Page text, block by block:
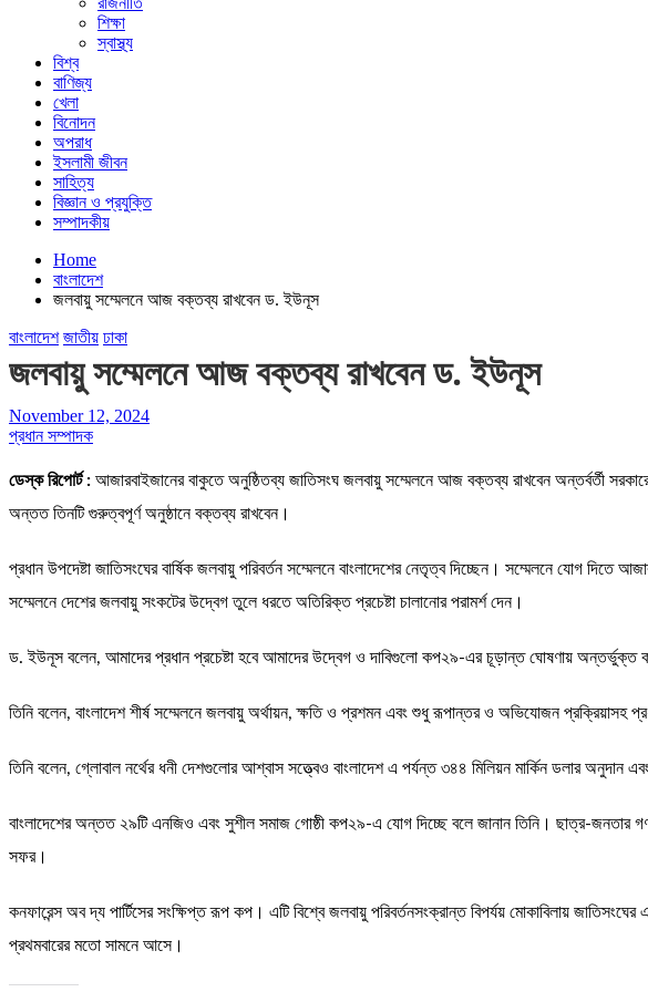
শিক্ষা
স্বাস্থ্য
বিশ্ব
বাণিজ্য
খেলা
বিনোদন
অপরাধ
ইসলামী জীবন
সাহিত্য
বিজ্ঞান ও প্রযুক্তি
সম্পাদকীয়
Home
বাংলাদেশ
জলবায়ু সম্মেলনে আজ বক্তব্য রাখবেন ড. ইউনূস
বাংলাদেশ জাতীয় ঢাকা
জলবায়ু সম্মেলনে আজ বক্তব্য রাখবেন ড. ইউনূস
November 12, 2024
প্রধান সম্পাদক
ডেস্ক রিপোর্ট : আজারবাইজানের বাকুতে অনুষ্ঠিতব্য জাতিসংঘ জলবায়ু সম্মেলনে আজ বক্তব্য রাখবেন অন্তর্বর্তী
অন্তত তিনটি গুরুত্বপূর্ণ অনুষ্ঠানে বক্তব্য রাখবেন।
প্রধান উপদেষ্টা জাতিসংঘের বার্ষিক জলবায়ু পরিবর্তন সম্মেলনে বাংলাদেশের নেতৃত্ব দিচ্ছেন। সম্মেলনে যোগ
সম্মেলনে দেশের জলবায়ু সংকটের উদ্বেগ তুলে ধরতে অতিরিক্ত প্রচেষ্টা চালানোর পরামর্শ দেন।
ড. ইউনূস বলেন, আমাদের প্রধান প্রচেষ্টা হবে আমাদের উদ্বেগ ও দাবিগুলো কপ২৯-এর চূড়ান্ত ঘোষণায় অন্তর্ভুক্ত
তিনি বলেন, বাংলাদেশ শীর্ষ সম্মেলনে জলবায়ু অর্থায়ন, ক্ষতি ও প্রশমন এবং শুধু রূপান্তর ও অভিযোজন প্রক্রিয়াসহ
তিনি বলেন, গ্লোবাল নর্থের ধনী দেশগুলোর আশ্বাস সত্ত্বেও বাংলাদেশ এ পর্যন্ত ৩৪৪ মিলিয়ন মার্কিন ডলার অনুদান
বাংলাদেশের অন্তত ২৯টি এনজিও এবং সুশীল সমাজ গোষ্ঠী কপ২৯-এ যোগ দিচ্ছে বলে জানান তিনি। ছাত্র-জনতার
সফর।
কনফারেন্স অব দ্য পার্টিসের সংক্ষিপ্ত রূপ কপ। এটি বিশ্বে জলবায়ু পরিবর্তনসংক্রান্ত বিপর্যয় মোকাবিলায়
প্রথমবারের মতো সামনে আসে।